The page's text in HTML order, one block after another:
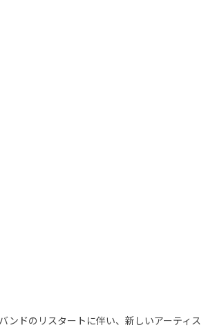
ンドのリスタートに伴い、新しいアーティス